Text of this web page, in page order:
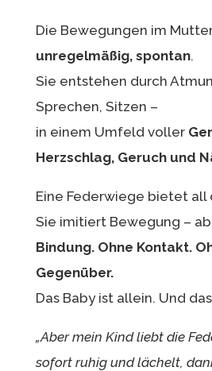
Die Bewegungen im
unregelmäßig, spontan.
Sie entstehen durch
Sprechen, Sitzen –
in einem Umfeld voller
Herzschlag, Geruch und
Eine Federwiege bietet all
Sie imitiert Bewegung –
Bindung. Ohne Kontakt.
Gegenüber.
Das Baby ist allein. Und
„Aber mein Kind liebt die
sofort ruhig und lächelt,